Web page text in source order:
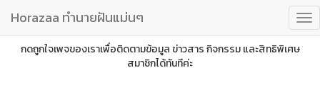
Horazaa ทำนายฝันแม่นๆ
กดถูกใจเพจของเราเพื่อติดตามข้อมูล ข่าวสาร กิจกรรม และสิทธิพิเศษ
สมาชิกได้ทันทีค่ะ